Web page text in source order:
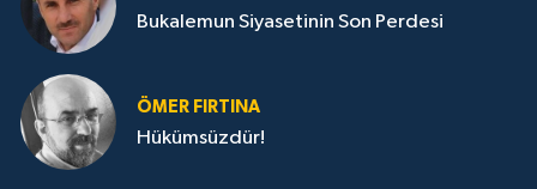
Bukalemun Siyasetinin Son Perdesi
ÖMER FIRTINA
Hükümsüzdür!